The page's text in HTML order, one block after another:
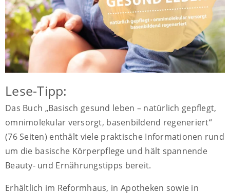
Lese-Tipp:
Das Buch „Basisch gesund leben – natürlich gepflegt,
omnimolekular versorgt, basenbildend regeneriert“
(76 Seiten) enthält viele praktische Informationen rund
um die basische Körperpflege und hält spannende
Beauty- und Ernährungstipps bereit.
Erhältlich im Reformhaus, in Apotheken sowie in